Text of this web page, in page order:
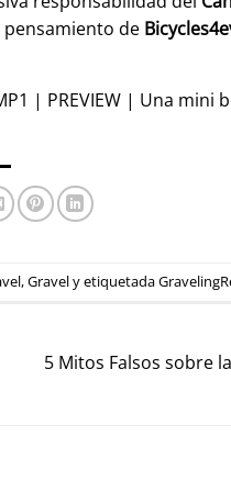
de
| PREVIEW | Una mini
,Gravely etiquetada
5 Mitos Falsos sobre